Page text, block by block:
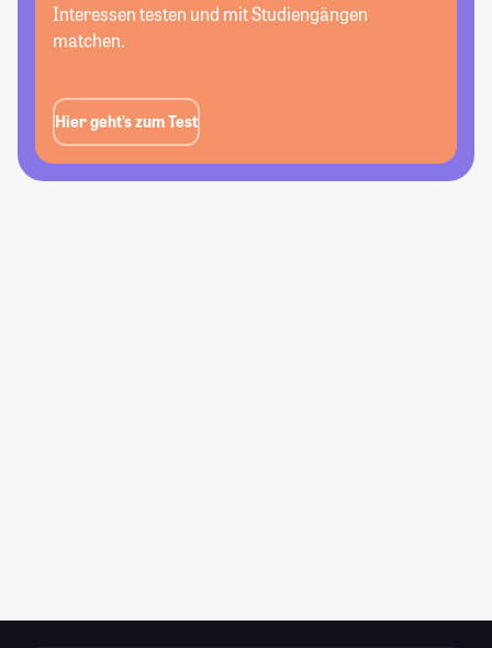
Interessen testen und mit Studiengängen
matchen.
Hier geht’s zum Test